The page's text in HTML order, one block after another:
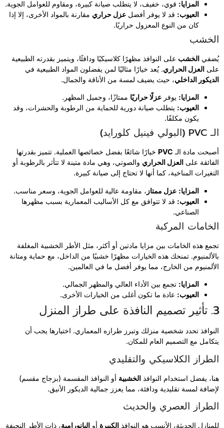
المزايا: قوي، خفيف، لا يتطلب صيانة كبيرة، ومقاوم للعوامل الجوية.
العيوب: قد لا يوفر أفضل عزل حراري مقارنة بالمواد الأخرى، إلا إذا
كان من النوع المعزول حراريًا.
الخشب
يُضفي الخشب على النوافذ مظهرًا كلاسيكيًا ودافئًا، ويتميز بقدرته الطبيعية
على العزل الحراري. يُعد خيارًا مثاليًا لمن يفضلون المواد الطبيعية في
الديكور الداخلي، حيث يضيف لمسة من الأناقة والجمال.
المزايا: يوفر عزلًا حراريًا ممتازًا، وجميل المظهر.
العيوب: يتطلب صيانة دورية للحماية من الرطوبة والحشرات، وقد
يكون مكلفًا.
الـ PVC (البولي فينيل كلورايد)
أصبحت مادة الـ PVC خيارًا شائعًا بفضل خصائصها العملية. تتميز بقدرتها
الفائقة على العزل الحراري والصوتي، وهي مادة متينة لا تتأثر بالرطوبة أو
التغيرات المناخية، كما أنها لا تحتاج إلى صيانة كبيرة.
المزايا: عزل ممتاز ، مقاومة عالية للعوامل الجوية، وسعر مناسب.
العيوب: قد لا تتوافق مع كل الأساليب المعمارية بسبب مظهرها
الصناعي.
الخامات المركبة
تجمع هذه الخامات بين مزايا مادتين أو أكثر، مثل الأطر الخشبية المغلفة
بالألمنيوم. تمنحك هذه الخيارات مظهرًا خشبيًا من الداخل، مع حماية ومتانة
الألمنيوم من الخارج، مما يوفر أفضل ما في العالمين.
المزايا: تجمع بين الأداء العالي والمظهر الجمالي.
العيوب: عادة ما تكون أغلى من الخيارات الأخرى.
3. تأثير تصميم النافذة على طراز المنزل
النوافذ تحدد شخصية منزلك وتبرز طرازه المعماري. اختيارها يجب أن
يتكامل مع التصميم العام للمكان.
الطراز الكلاسيكي والتقليدي
هنا، يفضل استخدام النوافذ الخشبية أو النوافذ المقسمة (بزجاج مقسم)
لإضافة لمسة تقليدية ودافئة، مما يعزز جمالية الديكور الأنيق.
الطراز العصري والحديث
للمنازل الحديثة، الأنسب هو النوافذ الكبيرة أو البانورامية، ذات الأطر النحيفة